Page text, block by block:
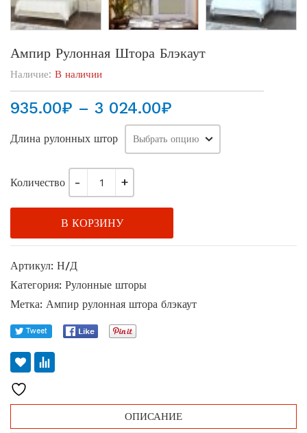
Ампир Рулонная Штора Блэкаут
Наличие: В наличии
935.00₽ – 3 024.00₽
цен:
935.00₽
024.00₽
Длина рулонных штор
Количество
В КОРЗИНУ
Артикул: Н/Д
Категория: Рулонные шторы
Метка: Ампир рулонная штора блэкаут
ОПИСАНИЕ